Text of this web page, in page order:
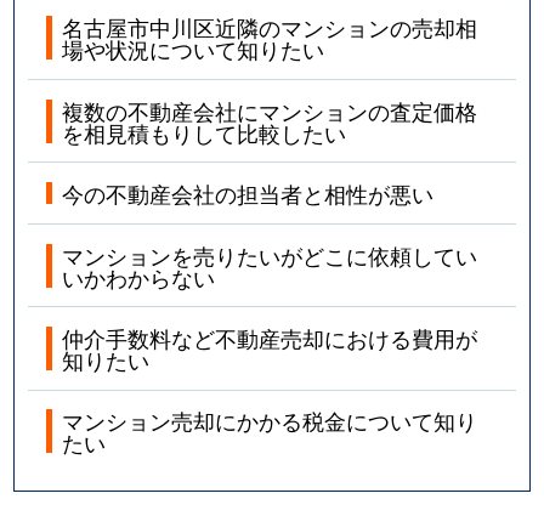
名古屋市中川区近隣のマンションの売却相
場や状況について知りたい
複数の不動産会社にマンションの査定価格
を相見積もりして比較したい
今の不動産会社の担当者と相性が悪い
マンションを売りたいがどこに依頼してい
いかわからない
仲介手数料など不動産売却における費用が
知りたい
マンション売却にかかる税金について知り
たい